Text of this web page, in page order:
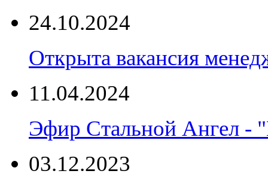
24.10.2024
Открыта вакансия
11.04.2024
Эфир Стальной Ангел -
03.12.2023